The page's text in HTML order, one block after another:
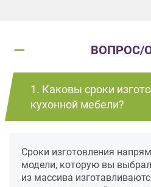
ВОПРОС/
1. Каковы сроки
кухонной мебели?
Сроки изготовления
модели, которую вы
из массива